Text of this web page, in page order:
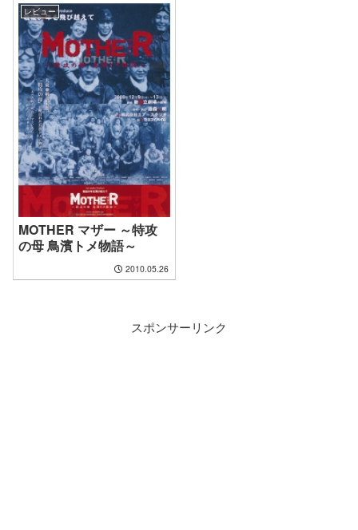
レビュー
MOTHER マザー ～特攻
の母 鳥濱トメ物語～
2010.05.26
スポンサーリンク